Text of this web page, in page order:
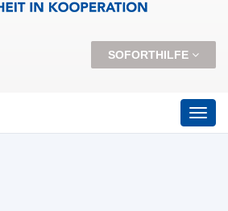
SOFORTHILFE